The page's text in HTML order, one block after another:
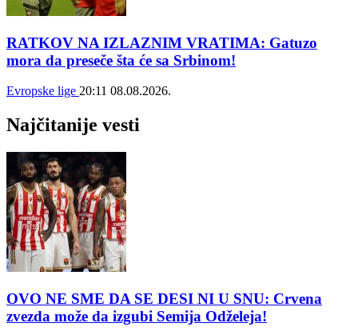
RATKOV NA IZLAZNIM VRATIMA: Gatuzo
mora da preseče šta će sa Srbinom!
Evropske lige 20:11 08.08.2026.
Najčitanije vesti
OVO NE SME DA SE DESI NI U SNU: Crvena
zvezda može da izgubi Semija Odželeja!